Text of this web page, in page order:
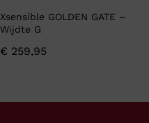
Xsensible GOLDEN GATE –
Wijdte G
€ 259,95